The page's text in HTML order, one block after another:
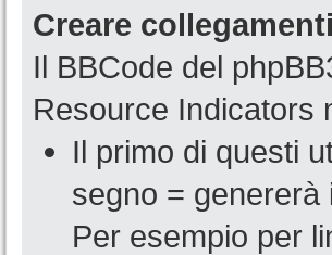
Creare
Il BBCode del
Resource Indicators
Il primo di questi
segno =
Per esempio per